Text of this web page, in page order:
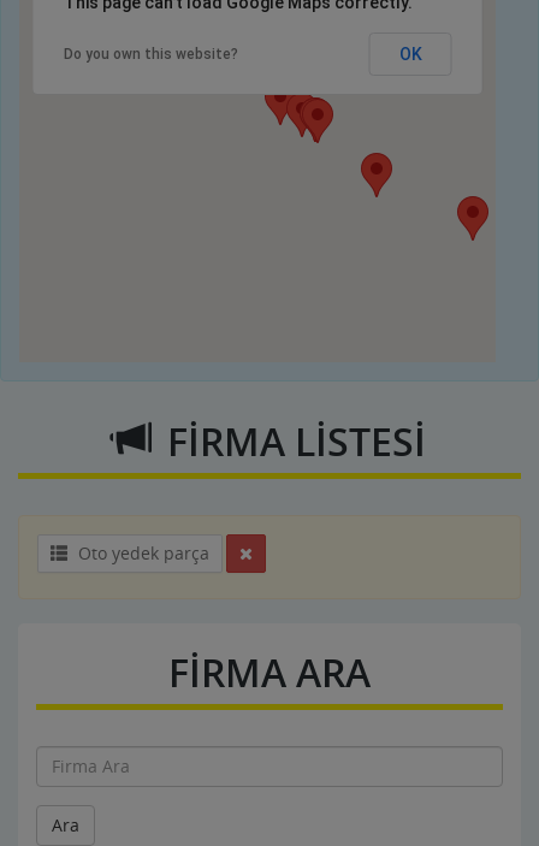
Do you own this website? OK
FİRMA LİSTESİ
Oto yedek parça
FİRMA ARA
Ara